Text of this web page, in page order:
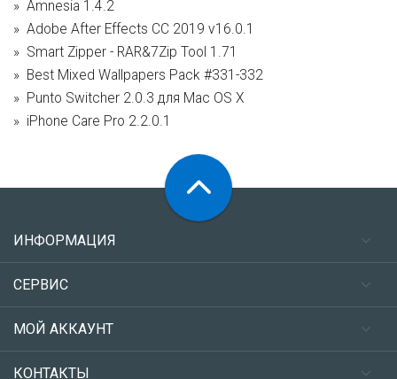
Amnesia 1.4.2
Adobe After Effects CC 2019 v16.0.1
Smart Zipper - RAR&7Zip Tool 1.71
Best Mixed Wallpapers Pack #331-332
Punto Switcher 2.0.3 для Mac OS X
iPhone Care Pro 2.2.0.1
ИНФОРМАЦИЯ
СЕРВИС
МОЙ АККАУНТ
КОНТАКТЫ